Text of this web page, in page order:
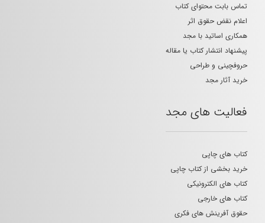
تماس بابت محتوای کتاب
اعلام نقض حقوق اثر
همکاری اساتید با مجد
پیشنهاد انتشار کتاب یا مقاله
حروفچینی و طراحی
خرید آثار مجد
فعالیت های مجد
کتاب های چاپی
خرید بخشی از کتاب چاپی
کتاب های الکترونیکی
کتاب های خارجی
حقوق آفرینش های فکری